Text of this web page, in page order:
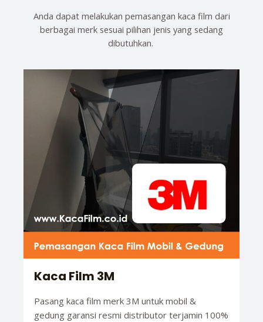
Anda dapat melakukan pemasangan kaca film dari
berbagai merk sesuai pilihan jenis yang sedang
dibutuhkan.
Kaca Film 3M
Pasang kaca film merk 3M untuk mobil &
gedung garansi resmi distributor terjamin 100%